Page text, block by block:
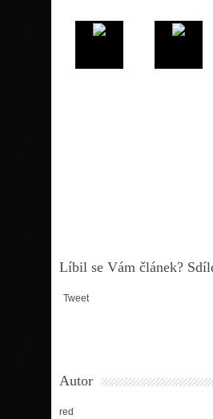
Líbil se Vám článek?
Tweet
Autor
red